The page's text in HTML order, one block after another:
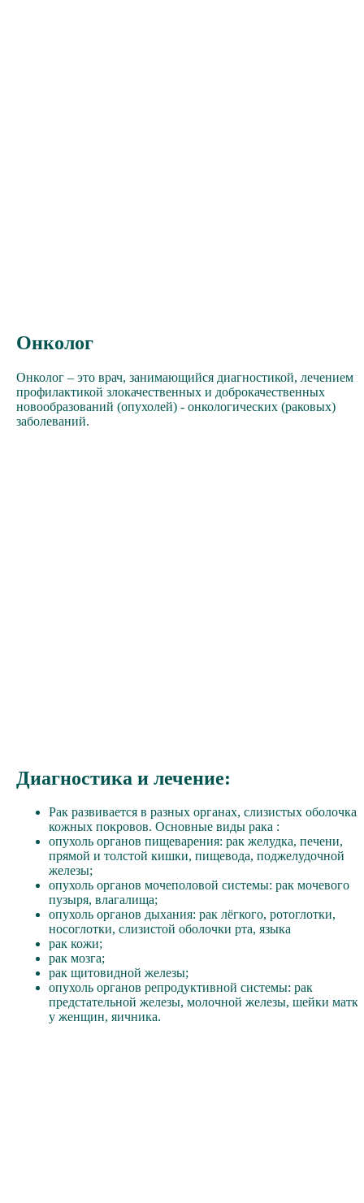
Онколог
Онколог – это врач, занимающийся диагностикой, лечением и
профилактикой злокачественных и доброкачественных
новообразований (опухолей) - онкологических (раковых)
заболеваний.
Диагностика и лечение:
Рак развивается в разных органах, слизистых
кожных покровов. Основные виды рака :
опухоль органов пищеварения: рак желудка, печени,
прямой и толстой кишки, пищевода, поджелудочной
железы;
опухоль органов мочеполовой системы: рак мочевого
пузыря, влагалища;
опухоль органов дыхания: рак лёгкого, ротоглотки,
носоглотки, слизистой оболочки рта, языка
рак кожи;
рак мозга;
рак щитовидной железы;
опухоль органов репродуктивной системы: рак
предстательной железы, молочной железы, шейки
у женщин, яичника.